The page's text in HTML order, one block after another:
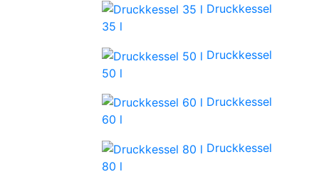
Druckkessel
35 l
Druckkessel
50 l
Druckkessel
60 l
Druckkessel
80 l